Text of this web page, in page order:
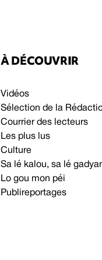
À DÉCOUVRIR
Vidéos
Sélection de la
Courrier des lecteurs
Les plus lus
Culture
Sa lé kalou, sa lé
Lo gou mon péi
Publireportages